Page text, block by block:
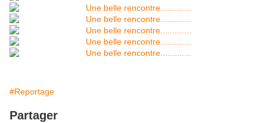
#Reportage
Partager